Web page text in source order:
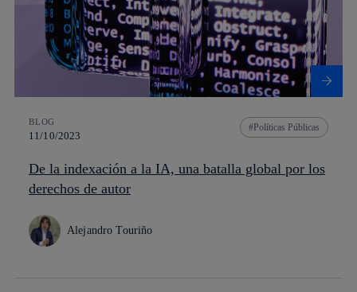
BLOG
11/10/2023
Políticas Públicas
De la indexación a la IA, una batalla global por los
derechos de autor
Alejandro Touriño